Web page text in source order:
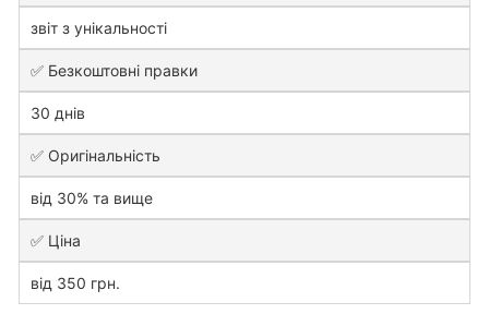
звіт з унікальності
✅ Безкоштовні правки
30 днів
✅ Оригінальність
від 30% та вище
✅ Ціна
від 350 грн.